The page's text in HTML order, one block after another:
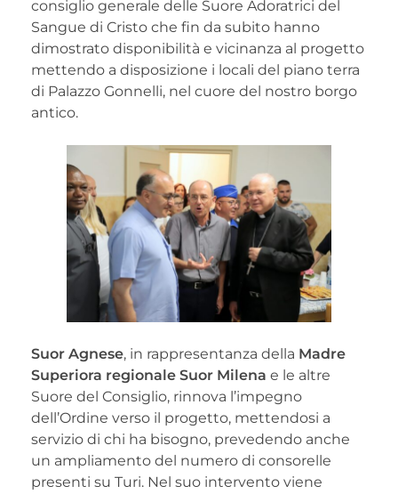
consiglio generale delle Suore Adoratrici del
Sangue di Cristo che fin da subito hanno
dimostrato disponibilità e vicinanza al progetto
mettendo a disposizione i locali del piano terra
di Palazzo Gonnelli, nel cuore del nostro borgo
antico.
Suor Agnese, in rappresentanza della Madre
Superiora regionale Suor Milena e le altre
Suore del Consiglio, rinnova l’impegno
dell’Ordine verso il progetto, mettendosi a
servizio di chi ha bisogno, prevedendo anche
un ampliamento del numero di consorelle
presenti su Turi. Nel suo intervento viene